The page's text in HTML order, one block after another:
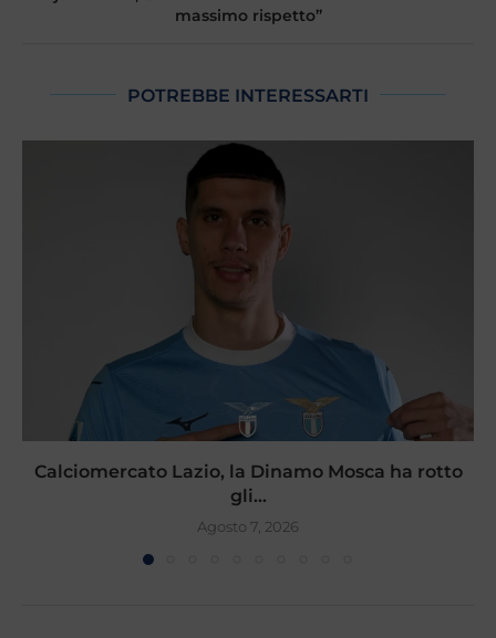
massimo rispetto”
POTREBBE INTERESSARTI
Calciomercato Lazio, la Dinamo Mosca ha rotto
gli...
Agosto 7, 2026